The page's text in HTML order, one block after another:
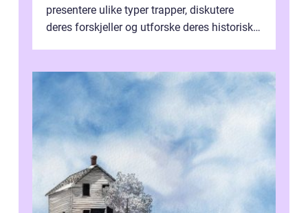
presentere ulike typer trapper, diskutere
deres forskjeller og utforske deres historiske